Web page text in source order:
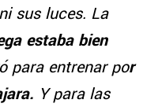
sus luces. La
estaba bien
para entrenar por
Y para las